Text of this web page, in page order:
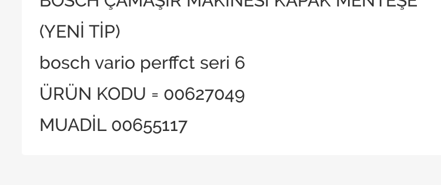
(YENİ TİP)
bosch vario perffct seri 6
ÜRÜN KODU = 00627049
MUADİL 00655117